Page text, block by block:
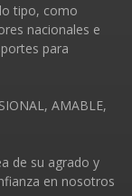
tipo, como
nacionales e
para
AMABLE,
de su agrado y
en nosotros